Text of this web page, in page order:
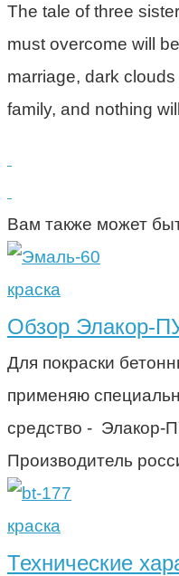
The tale of three
must overcome will
marriage, dark
family, and nothing
Вам также может
краска
Обзор Элакор-
Для покраски
применяю
средство - Элакор-
Производитель
краска
Технические